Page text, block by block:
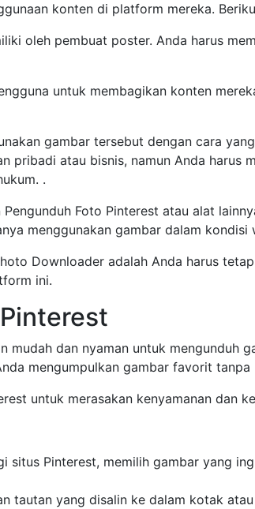
konten di platform mereka.
oleh pembuat poster. Anda harus
untuk membagikan konten
gambar tersebut dengan cara
pribadi atau bisnis, namun Anda harus
.
Pengunduh Foto Pinterest atau alat
menggunakan gambar dalam kondisi
Downloader adalah Anda harus
ini.
dan nyaman untuk mengunduh
mengumpulkan gambar favorit tanpa
untuk merasakan kenyamanan dan
situs Pinterest, memilih gambar yang
tautan yang disalin ke dalam kotak